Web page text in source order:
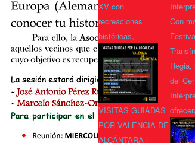
XV con
recreaciones
históricas,
VISITAS GUIADAS
POR VALENCIA DE
ALCÁNTARA |
Con
del